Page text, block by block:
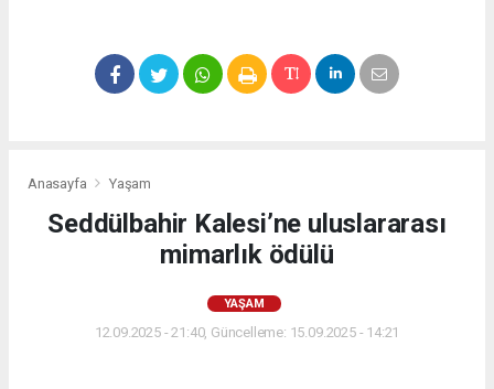
Anasayfa Yaşam
Seddülbahir Kalesi’ne uluslararası
mimarlık ödülü
YAŞAM
12.09.2025 - 21:40, Güncelleme: 15.09.2025 - 14:21